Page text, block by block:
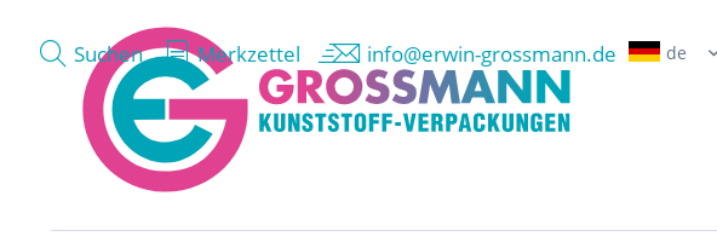
Suchen Merkzettel info@erwin-grossmann.de